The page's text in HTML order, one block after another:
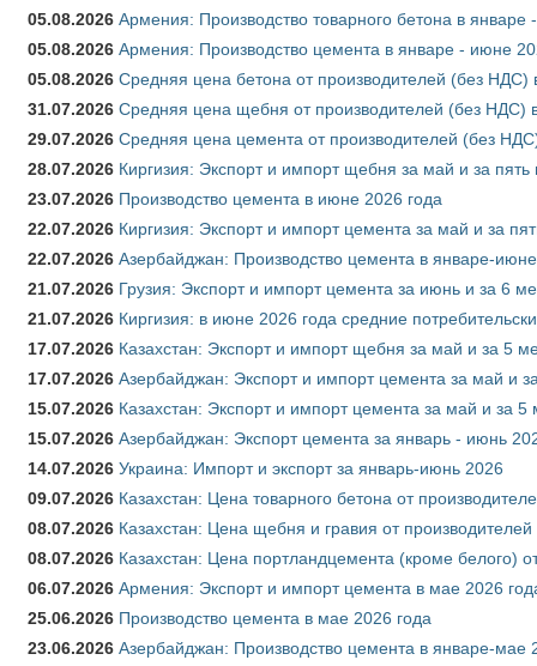
05.08.2026 Армения: Производство товарного бетона в январе
05.08.2026 Армения: Производство цемента в январе - июне
05.08.2026 Средняя цена бетона от производителей (без НДС)
31.07.2026 Средняя цена щебня от производителей (без НДС)
29.07.2026 Средняя цена цемента от производителей (без
28.07.2026 Киргизия: Экспорт и импорт щебня за май и за
23.07.2026 Производство цемента в июне 2026 года
22.07.2026 Киргизия: Экспорт и импорт цемента за май и за
22.07.2026 Азербайджан: Производство цемента в январе-
21.07.2026 Грузия: Экспорт и импорт цемента за июнь и за 6
21.07.2026 Киргизия: в июне 2026 года средние
17.07.2026 Казахстан: Экспорт и импорт щебня за май и за 5
17.07.2026 Азербайджан: Экспорт и импорт цемента за май и
15.07.2026 Казахстан: Экспорт и импорт цемента за май и за
15.07.2026 Азербайджан: Экспорт цемента за январь - июнь
14.07.2026 Украина: Импорт и экспорт за январь-июнь 2026
09.07.2026 Казахстан: Цена товарного бетона от
08.07.2026 Казахстан: Цена щебня и гравия от
08.07.2026 Казахстан: Цена портландцемента (кроме белого)
06.07.2026 Армения: Экспорт и импорт цемента в мае 2026
25.06.2026 Производство цемента в мае 2026 года
23.06.2026 Азербайджан: Производство цемента в январе-мае